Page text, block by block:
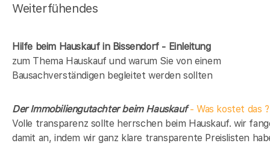
Weiterfühendes
Hilfe beim Hauskauf in Bissendorf - Einleitung
zum Thema Hauskauf und warum Sie von einem
Bausachverständigen begleitet werden sollten
Der Immobiliengutachter beim Hauskauf- Was kostet das ?
Volle transparenz sollte herrschen beim Hauskauf. wir
damit an, indem wir ganz klare transparente Preislisten